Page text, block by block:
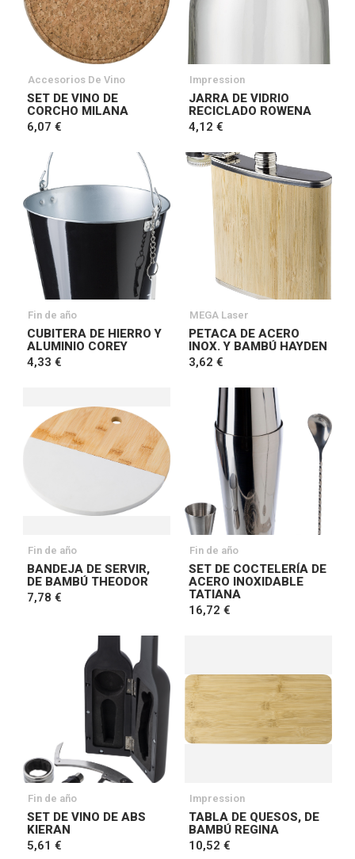
Accesorios De Vino
SET DE VINO DE
CORCHO MILANA
6,07 €
Impression
JARRA DE VIDRIO
RECICLADO ROWENA
4,12 €
Fin de año
CUBITERA DE HIERRO Y
ALUMINIO COREY
4,33 €
MEGA Laser
PETACA DE ACERO
INOX. Y BAMBÚ HAYDEN
3,62 €
Fin de año
BANDEJA DE SERVIR,
DE BAMBÚ THEODOR
7,78 €
Fin de año
SET DE COCTELERÍA DE
ACERO INOXIDABLE
TATIANA
16,72 €
Fin de año
SET DE VINO DE ABS
KIERAN
5,61 €
Impression
TABLA DE QUESOS, DE
BAMBÚ REGINA
10,52 €